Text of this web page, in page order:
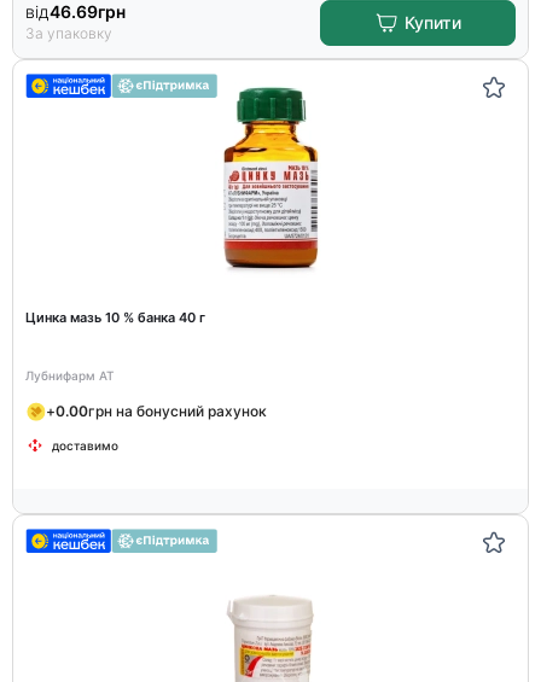
від46.69грн
За упаковку
Купити
Цинка мазь 10 % банка 40 г
Лубнифарм АТ
+0.00грн на бонусний рахунок
доставимо